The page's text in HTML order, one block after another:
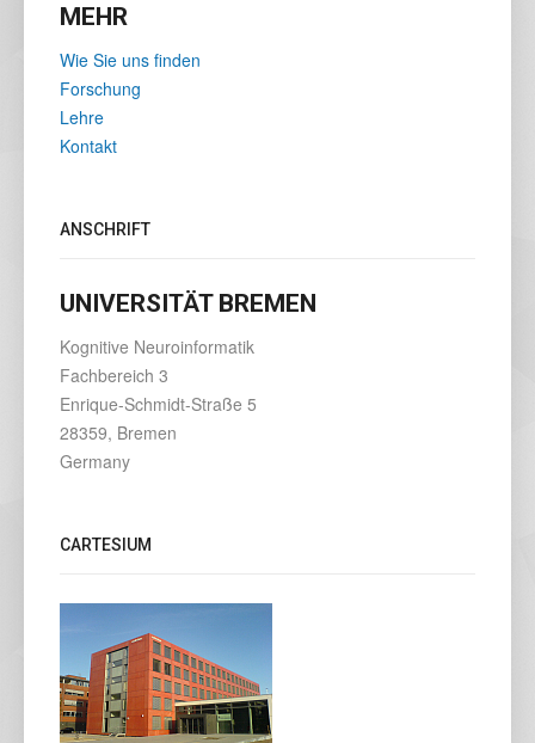
MEHR
Wie Sie uns finden
Forschung
Lehre
Kontakt
ANSCHRIFT
UNIVERSITÄT BREMEN
Kognitive Neuroinformatik
Fachbereich 3
Enrique-Schmidt-Straße 5
28359, Bremen
Germany
CARTESIUM